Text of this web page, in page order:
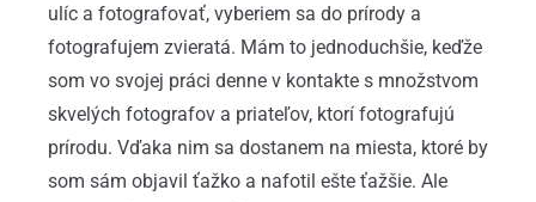
ulíc a fotografovať, vyberiem sa do prírody a
fotografujem zvieratá. Mám to jednoduchšie, keďže
som vo svojej práci denne v kontakte s množstvom
skvelých fotografov a priateľov, ktorí fotografujú
prírodu. Vďaka nim sa dostanem na miesta, ktoré by
som sám objavil ťažko a nafotil ešte ťažšie. Ale